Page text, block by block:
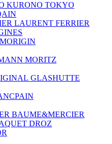
KURONO TOKYO
LAURENT FERRIER
MORITZ
GLASHUTTE
BAUME&MERCIER
DROZ